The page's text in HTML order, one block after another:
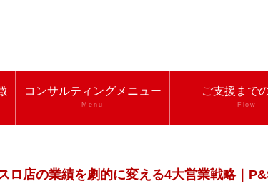
コンサルティングメニュー
Menu
ご支援まで
Flow
ロ店の業績を劇的に変える4大営業戦略｜